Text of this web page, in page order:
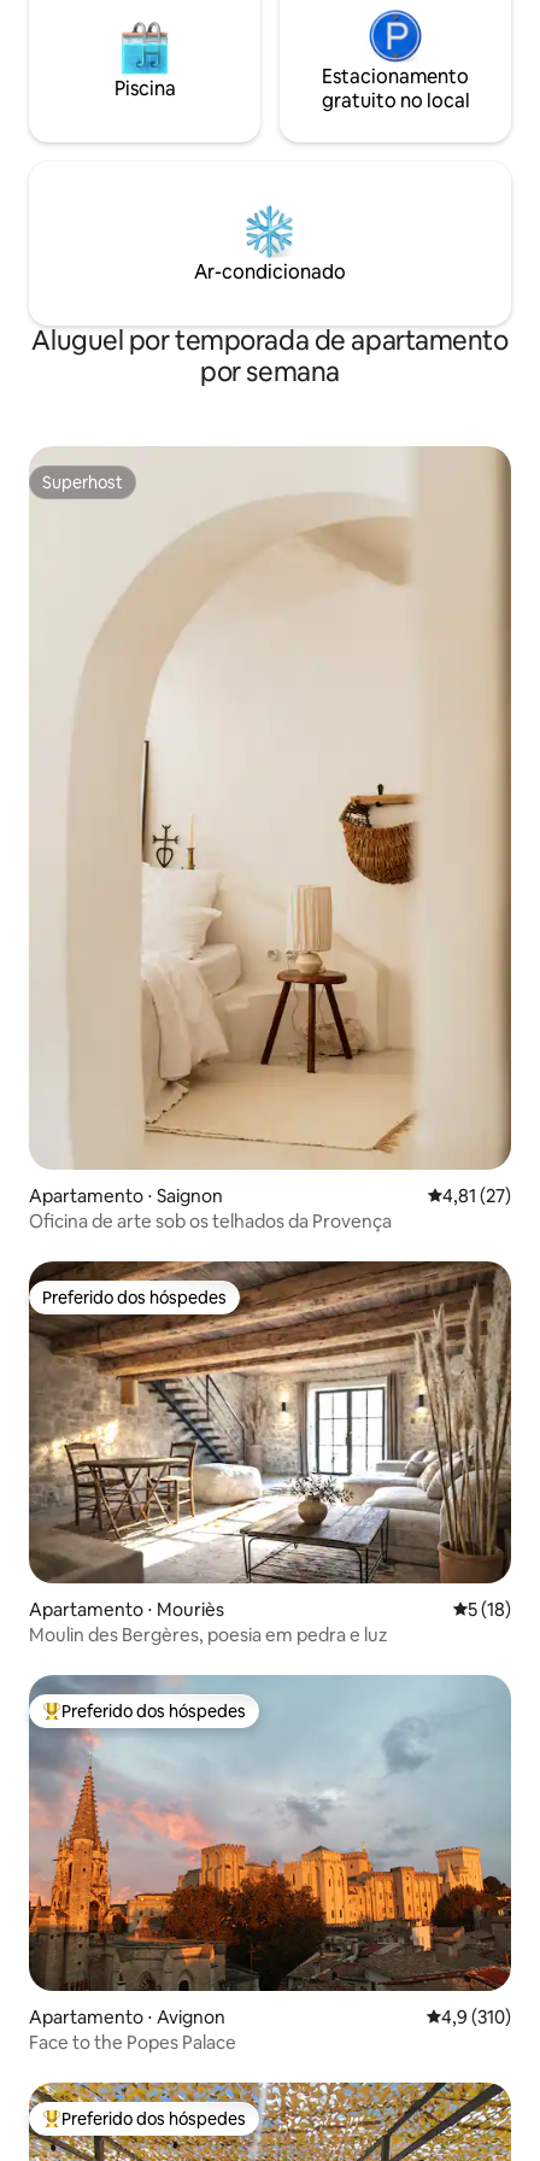
Piscina
Estacionamento
gratuito no local
Ar-condicionado
Aluguel por temporada de apartamento
por semana
Superhost
Superhost
Apartamento ⋅ Saignon 4,81 de uma
4,81 (27)
Oficina de arte sob os telhados da Provença
Preferido dos hóspedes
Preferido dos hóspedes
Apartamento ⋅ Mouriès 5 de uma
5 (18)
Moulin des Bergères, poesia em pedra e luz
Entre os melhores preferidos dos hóspedes
Preferido dos hóspedes
Apartamento ⋅ Avignon 4,9 de uma
4,9 (310)
Face to the Popes Palace
Entre os melhores preferidos dos hóspedes
Preferido dos hóspedes